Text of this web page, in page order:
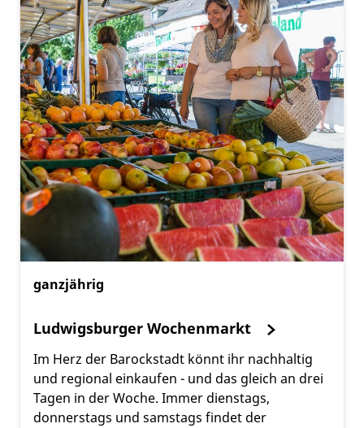
ganzjährig
Ludwigsburger Wochenmarkt
Im Herz der Barockstadt könnt ihr nachhaltig
und regional einkaufen - und das gleich an drei
Tagen in der Woche. Immer dienstags,
donnerstags und samstags findet der